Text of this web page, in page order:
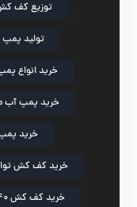
توزیع کف
تولید
خرید انواع
خرید پمپ آب
خرید
خرید کف کش
خرید کف کش ۴۰ متری